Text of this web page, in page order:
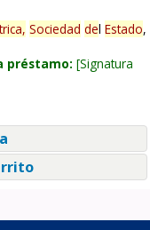
Sociedad del Estado,
préstamo: Signatura